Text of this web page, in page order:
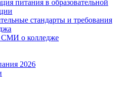
питания в образовательной
стандарты и требования
о колледже
2026